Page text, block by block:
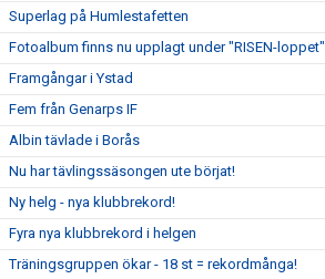
Superlag på Humlestafetten
Fotoalbum finns nu upplagt under "RISEN-loppet"
Framgångar i Ystad
Fem från Genarps IF
Albin tävlade i Borås
Nu har tävlingssäsongen ute börjat!
Ny helg - nya klubbrekord!
Fyra nya klubbrekord i helgen
Träningsgruppen ökar - 18 st = rekordmånga!